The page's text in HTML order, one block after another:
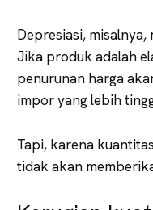
Depresiasi,
Jika produk adalah
penurunan harga
impor yang lebih
Tapi, karena
tidak akan